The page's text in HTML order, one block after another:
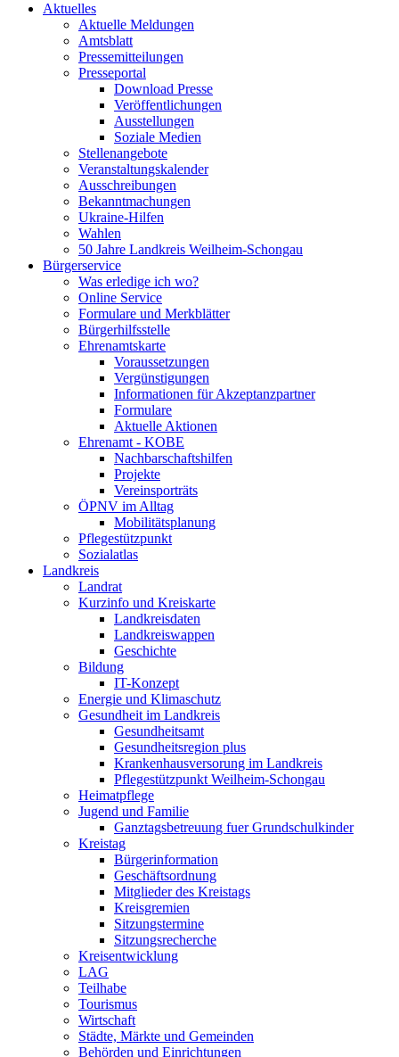
Aktuelles
Aktuelle Meldungen
Amtsblatt
Pressemitteilungen
Presseportal
Download Presse
Veröffentlichungen
Ausstellungen
Soziale Medien
Stellenangebote
Veranstaltungskalender
Ausschreibungen
Bekanntmachungen
Ukraine-Hilfen
Wahlen
50 Jahre Landkreis Weilheim-Schongau
Bürgerservice
Was erledige ich wo?
Online Service
Formulare und Merkblätter
Bürgerhilfsstelle
Ehrenamtskarte
Voraussetzungen
Vergünstigungen
Informationen für Akzeptanzpartner
Formulare
Aktuelle Aktionen
Ehrenamt - KOBE
Nachbarschaftshilfen
Projekte
Vereinsporträts
ÖPNV im Alltag
Mobilitätsplanung
Pflegestützpunkt
Sozialatlas
Landkreis
Landrat
Kurzinfo und Kreiskarte
Landkreisdaten
Landkreiswappen
Geschichte
Bildung
IT-Konzept
Energie und Klimaschutz
Gesundheit im Landkreis
Gesundheitsamt
Gesundheitsregion plus
Krankenhausversorung im Landkreis
Pflegestützpunkt Weilheim-Schongau
Heimatpflege
Jugend und Familie
Ganztagsbetreuung fuer Grundschulkinder
Kreistag
Bürgerinformation
Geschäftsordnung
Mitglieder des Kreistags
Kreisgremien
Sitzungstermine
Sitzungsrecherche
Kreisentwicklung
LAG
Teilhabe
Tourismus
Wirtschaft
Städte, Märkte und Gemeinden
Behörden und Einrichtungen